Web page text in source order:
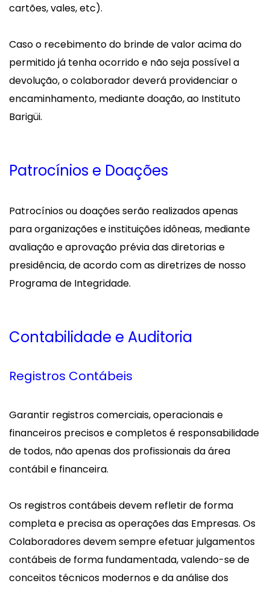
cartões, vales, etc).
Caso o recebimento do brinde de valor acima do
permitido já tenha ocorrido e não seja possível a
devolução, o colaborador deverá providenciar o
encaminhamento, mediante doação, ao Instituto
Barigüi.
Patrocínios e Doações
Patrocínios ou doações serão realizados apenas
para organizações e instituições idôneas, mediante
avaliação e aprovação prévia das diretorias e
presidência, de acordo com as diretrizes de nosso
Programa de Integridade.
Contabilidade e Auditoria
Registros Contábeis
Garantir registros comerciais, operacionais e
financeiros precisos e completos é responsabilidade
de todos, não apenas dos profissionais da área
contábil e financeira.
Os registros contábeis devem refletir de forma
completa e precisa as operações das Empresas. Os
Colaboradores devem sempre efetuar julgamentos
contábeis de forma fundamentada, valendo-se de
conceitos técnicos modernos e da análise dos